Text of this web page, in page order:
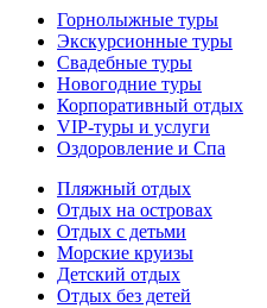
Горнолыжные туры
Экскурсионные туры
Свадебные туры
Новогодние туры
Корпоративный отдых
VIP-туры и услуги
Оздоровление и Спа
Пляжный отдых
Отдых на островах
Отдых с детьми
Морские круизы
Детский отдых
Отдых без детей